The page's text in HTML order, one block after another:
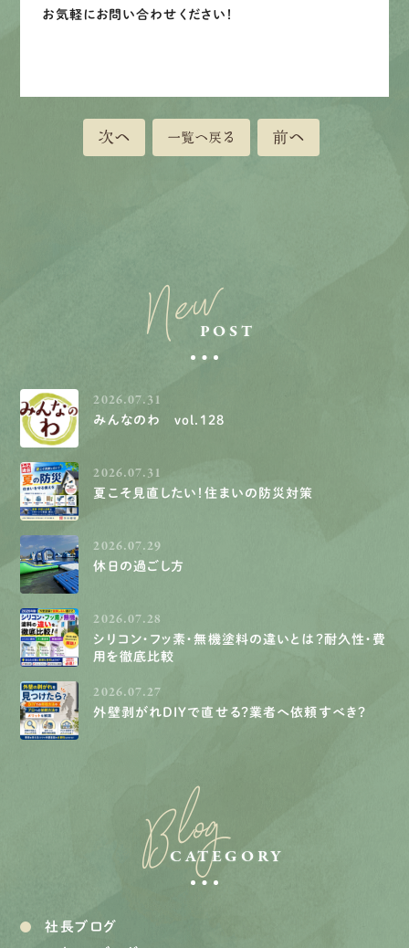
お気軽にお問い合わせください！
次へ 一覧へ戻る 前へ
NewPOST
2026.07.31
みんなのわ vol.128
2026.07.31
夏こそ見直したい！住まいの防災対策
2026.07.29
休日の過ごし方
2026.07.28
シリコン・フッ素・無機塗料の違いとは？耐久性・費
用を徹底比較
2026.07.27
外壁剥がれDIYで直せる？業者へ依頼すべき？
Blog
CATEGORY
社長ブログ